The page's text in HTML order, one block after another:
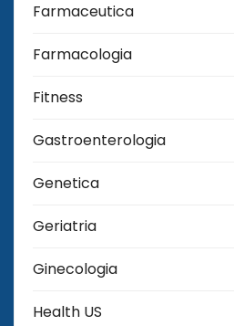
Farmaceutica
Farmacologia
Fitness
Gastroenterologia
Genetica
Geriatria
Ginecologia
Health US